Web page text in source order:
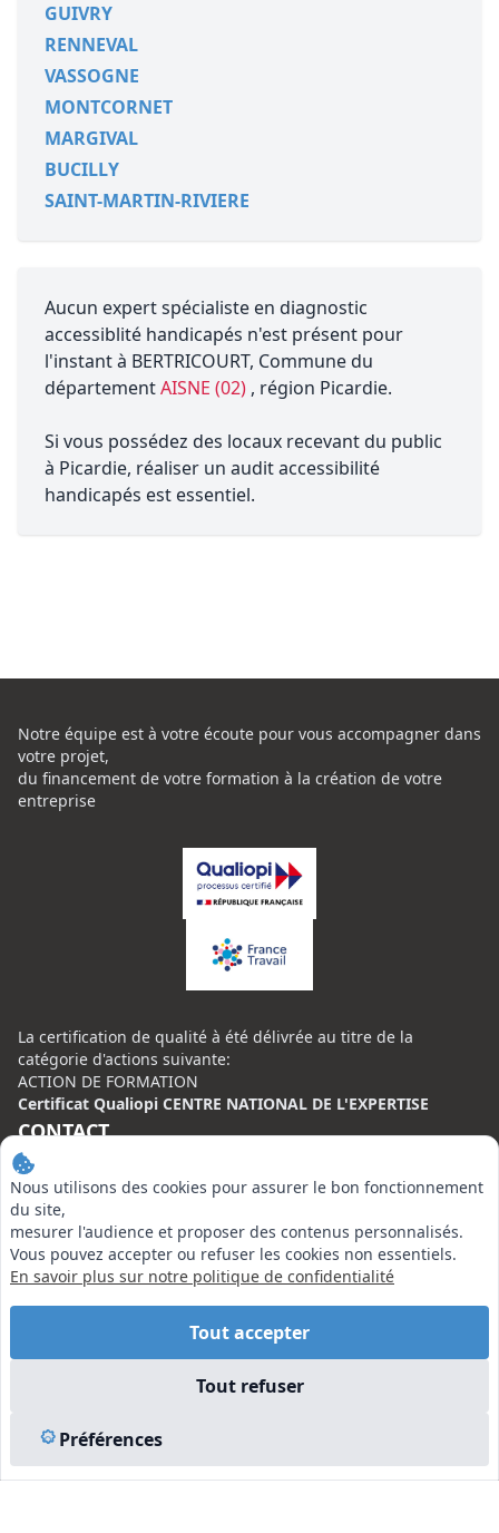
GUIVRY
RENNEVAL
VASSOGNE
MONTCORNET
MARGIVAL
BUCILLY
SAINT-MARTIN-RIVIERE
Aucun expert spécialiste en diagnostic
accessiblité handicapés n'est présent pour
l'instant à BERTRICOURT, Commune du
départementAISNE (02) , région Picardie.
Si vous possédez des locaux recevant du public
à Picardie, réaliser un audit accessibilité
handicapés est essentiel.
Nous utilisons des cookies pour assurer le bon fonctionnement
du site,
mesurer l'audience et proposer des contenus personnalisés.
Vous pouvez accepter ou refuser les cookies non essentiels.
En savoir plus sur notre politique de confidentialité
Tout accepter
Tout refuser
Préférences
Notre équipe est à votre écoute pour vous accompagner dans
votre projet,
du financement de votre formation à la création de votre
entreprise
La certification de qualité à été délivrée au titre de la
catégorie d'actions suivante:
ACTION DE FORMATION
Certificat Qualiopi CENTRE NATIONAL DE L'EXPERTISE
CONTACT
Centre National de l’Expertise (CNE)
20 rue Henri Regnault, 75008 Paris
N°VERT : 0800 00 80 89
EN SAVOIR PLUS
Vu à la Télé
Plan du site